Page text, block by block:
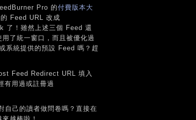
Pro 的付費版本大
Feed URL 改成
了！雖然上述三個 Feed 還
了統一窗口，而且被優化過
系統提供的預設 Feed 嗎？趕
Feed Redirect URL 填入
有用過或註冊過
自己的讀者做問卷嗎？直接在